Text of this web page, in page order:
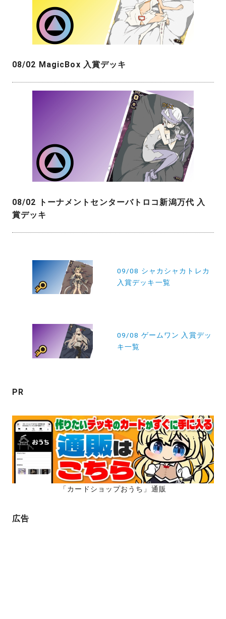
08/02 MagicBox 入賞デッキ
08/02 トーナメントセンターバトロコ新潟万代 入
賞デッキ
ン
09/08 シャカシャカトレカ
入賞デッキ一覧
09/08 ゲームワン 入賞デッ
キ一覧
PR
「カードショップおうち」通販
広告